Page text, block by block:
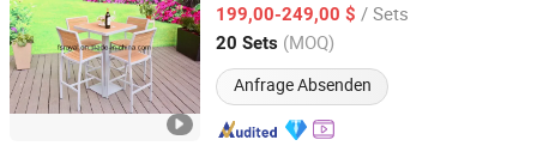
199,00-249,00 $ / Sets
20 Sets (MOQ)
Anfrage Absenden
Guangdong, China Seit 2018